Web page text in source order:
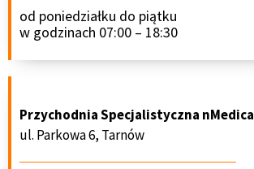
od poniedziałku do piątku
w godzinach 07:00 – 18:30
Przychodnia Specjalistyczna nMedica
ul. Parkowa 6, Tarnów